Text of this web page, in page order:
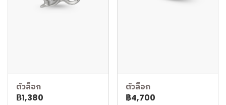
ตัวล็อก
฿1,380
ตัวล็อก
฿4,700